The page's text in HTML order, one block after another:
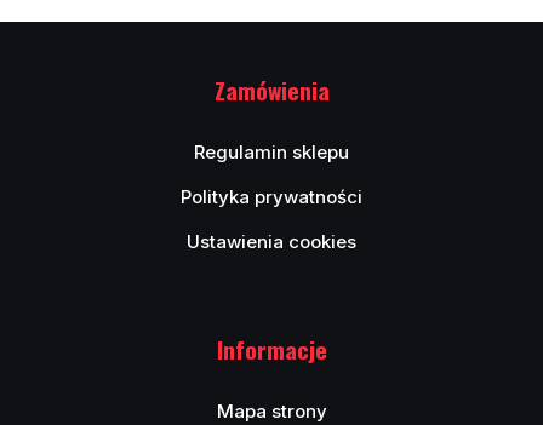
Zamówienia
Regulamin sklepu
Polityka prywatności
Ustawienia cookies
Informacje
Mapa strony